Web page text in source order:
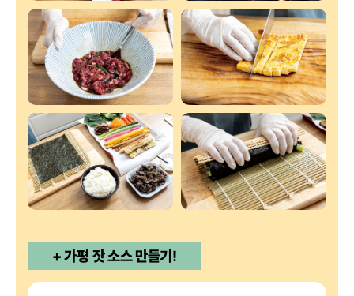
+ 가평 잣 소스 만들기!